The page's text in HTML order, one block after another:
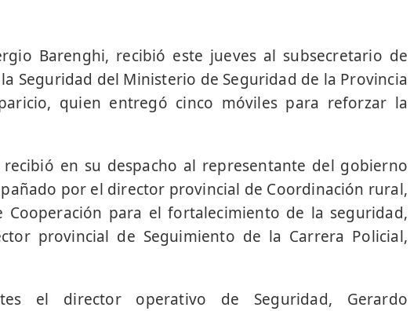
Barenghi, recibió este jueves al subsecretario de
Seguridad del Ministerio de Seguridad de la Provincia
quien entregó cinco móviles para reforzar la
en su despacho al representante del gobierno
por el director provincial de Coordinación rural,
para el fortalecimiento de la seguridad,
provincial de Seguimiento de la Carrera Policial,
el director operativo de Seguridad, Gerardo